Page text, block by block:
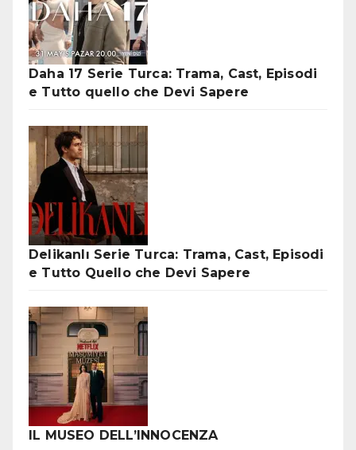
Daha 17 Serie Turca: Trama, Cast, Episodi
e Tutto quello che Devi Sapere
Delikanlı Serie Turca: Trama, Cast, Episodi
e Tutto Quello che Devi Sapere
IL MUSEO DELL’INNOCENZA